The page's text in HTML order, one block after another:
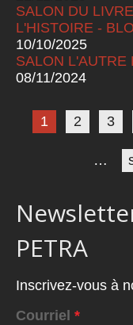
SALON DU
L'HISTOIRE -
10/10/2025
SALON L'AUTRE
08/11/2024
Pages
1 2 3
…
PETRA
Inscrivez-vous à
Courriel *